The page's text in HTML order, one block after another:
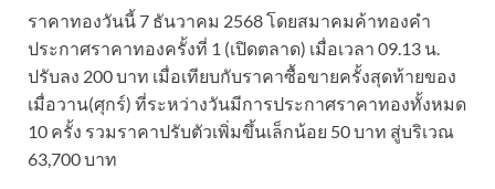
ราคาทองวันนี้ 7 ธันวาคม 2568 โดยสมาคมค้าทองคำ
ประกาศราคาทองครั้งที่ 1 (เปิดตลาด) เมื่อเวลา 09.13 น.
ปรับลง 200 บาท เมื่อเทียบกับราคาซื้อขายครั้งสุดท้ายของ
เมื่อวาน(ศุกร์) ที่ระหว่างวันมีการประกาศราคาทองทั้งหมด
10 ครั้ง รวมราคาปรับตัวเพิ่มขึ้นเล็กน้อย 50 บาท สู่บริเวณ
63,700 บาท